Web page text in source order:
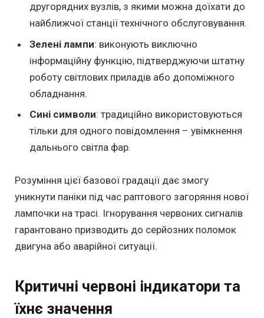
другорядних вузлів, з якими можна доїхати до
найближчої станції технічного обслуговування.
Зелені лампи: виконують виключно
інформаційну функцію, підтверджуючи штатну
роботу світлових приладів або допоміжного
обладнання.
Сині символи: традиційно використовуються
тільки для одного повідомлення – увімкнення
дальнього світла фар.
Розуміння цієї базової градації дає змогу
уникнути паніки під час раптового загоряння нової
лампочки на трасі. Ігнорування червоних сигналів
гарантовано призводить до серйозних поломок
двигуна або аварійної ситуації.
Критичні червоні індикатори та
їхнє значення